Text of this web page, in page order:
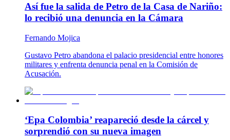
Así fue la salida de Petro de la Casa de Nariño:
lo recibió una denuncia en la Cámara
Fernando Mojica
Gustavo Petro abandona el palacio presidencial entre honores
militares y enfrenta denuncia penal en la Comisión de
Acusación.
‘Epa Colombia’ reapareció desde la cárcel y
sorprendió con su nueva imagen